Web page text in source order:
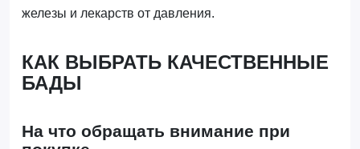
железы и лекарств от давления.
КАК ВЫБРАТЬ КАЧЕСТВЕННЫЕ
БАДЫ
На что обращать внимание при